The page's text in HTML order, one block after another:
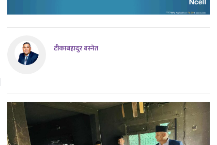
टीकाबहादुर बस्नेत